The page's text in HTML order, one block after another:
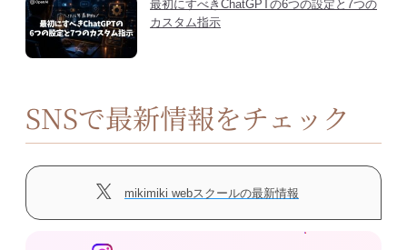
最初にすべきChatGPTの6つの設定と7つの
カスタム指示
SNSで最新情報をチェック
mikimiki webスクールの最新情報